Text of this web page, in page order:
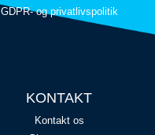
GDPR- og privatlivspolitik
KONTAKT
Kontakt os